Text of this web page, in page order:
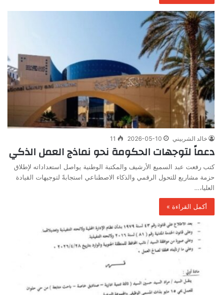
خالد الشربيني 2026-05-10
11
دعماً لتوجهات الحكومة نحو نماذج العمل الذكي
كتب رفعت عبد السميع الأرشيف والمكتبة الوطنية يواصل استعداداته لإطلاق
حزمة مشاريع للتحول الرقمي والذكاء الاصطناعي استجابةً لتوجيهات القيادة
العليا،…
أكمل القراءة »